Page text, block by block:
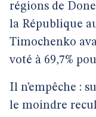
régions de
la République
Timochenko
voté à 69,7%
Il n’empêche :
le moindre